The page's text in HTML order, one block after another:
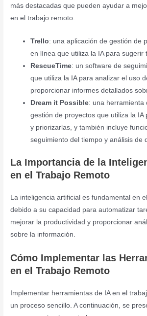
más destacadas que pueden ayudar a
en el trabajo remoto:
Trello: una aplicación de gestión de
en línea que utiliza la IA para sugerir
RescueTime: un software de
que utiliza la IA para analizar el uso
proporcionar informes detallados
Dream it Possible: una herramienta
gestión de proyectos que utiliza la IA
y priorizarlas, y también incluye
seguimiento del tiempo y análisis de
La Importancia de la
en el Trabajo Remoto
La inteligencia artificial es fundamental en
debido a su capacidad para automatizar
mejorar la productividad y proporcionar
sobre la información.
Cómo Implementar las
en el Trabajo Remoto
Implementar herramientas de IA en el
un proceso sencillo. A continuación, se